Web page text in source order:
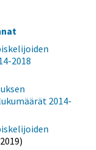
2018
2014-